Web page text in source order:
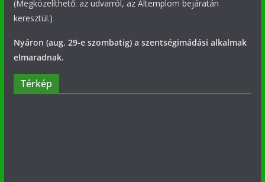
(Megközelíthető: az udvarról, az Altemplom bejáratán
keresztül.)
Nyáron (aug. 29-e szombatig) a szentségimádási alkalmak
elmaradnak.
Térkép